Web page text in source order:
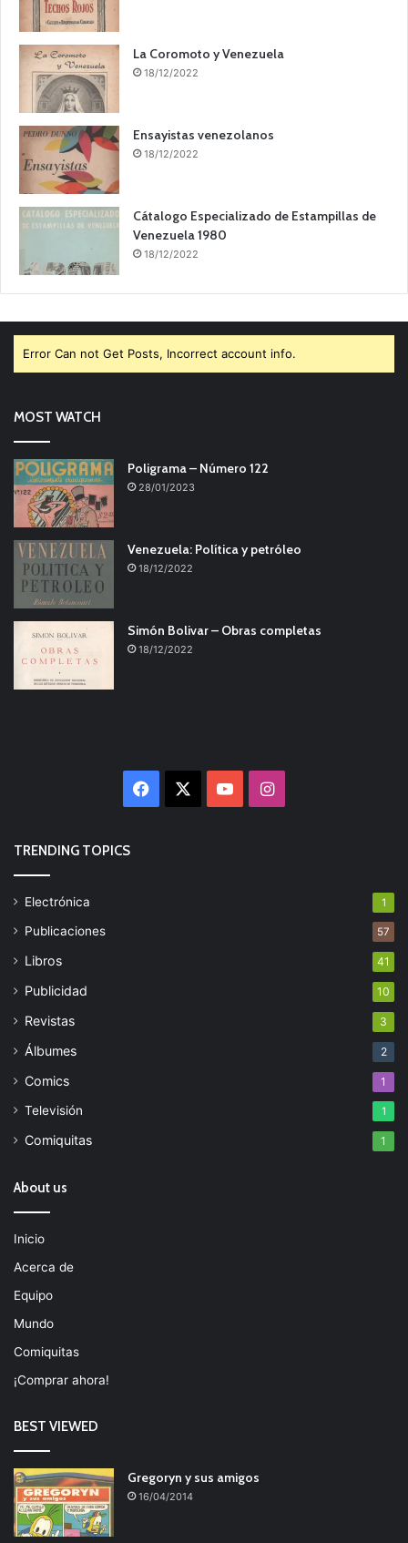
La Coromoto y Venezuela
18/12/2022
Ensayistas venezolanos
18/12/2022
Cátalogo Especializado de Estampillas de
Venezuela 1980
18/12/2022
Error Can not Get Posts, Incorrect account info.
MOST WATCH
Poligrama – Número 122
28/01/2023
Venezuela: Política y petróleo
18/12/2022
Simón Bolivar – Obras completas
18/12/2022
Facebook YouTubeInstagram
TRENDING TOPICS
Electrónica 1
Publicaciones 57
Libros 41
Publicidad 10
Revistas 3
Álbumes 2
Comics 1
Televisión 1
Comiquitas 1
About us
Inicio
Acerca de
Equipo
Mundo
Comiquitas
¡Comprar ahora!
BEST VIEWED
Gregoryn y sus amigos
16/04/2014